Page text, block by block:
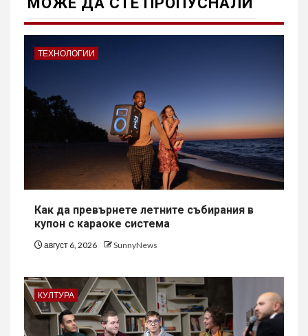
ТЕХНОЛОГИИ
Как да превърнете летните събирания в
купон с караоке система
август 6, 2026 SunnyNews
КУЛТУРА